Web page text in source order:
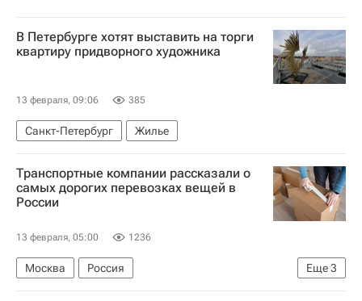
В Петербурге хотят выставить на торги
квартиру придворного художника
13 февраля, 09:06 385
Санкт-Петербург Жилье
Транспортные компании рассказали о
самых дорогих перевозках вещей в
России
13 февраля, 05:00 1236
Еще3
Москва
Россия
Московская область (Подмосковье)
Жилье